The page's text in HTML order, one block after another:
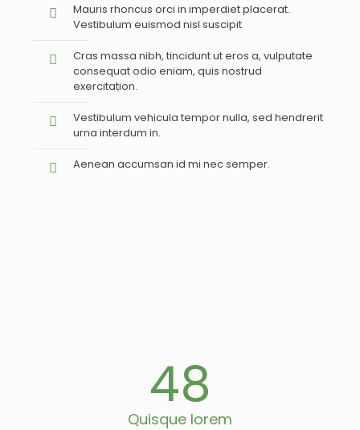
Mauris rhoncus orci in imperdiet placerat.
Vestibulum euismod nisl suscipit
Cras massa nibh, tincidunt ut eros a, vulputate
consequat odio eniam, quis nostrud
exercitation.
Vestibulum vehicula tempor nulla, sed hendrerit
urna interdum in.
Aenean accumsan id mi nec semper.
48
Quisque lorem